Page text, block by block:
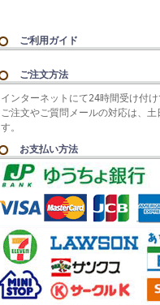
ご利用ガイド
ご注文方法
インターネットにて24時間受け付
ご注文やご質問メールの対応は、
す。
お支払い方法